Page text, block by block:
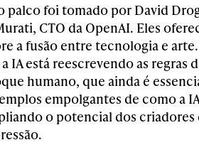
palco foi tomado por David
CTO da OpenAI. Eles
a fusão entre tecnologia e
IA está reescrevendo as regras
humano, que ainda é
empolgantes de como a
o potencial dos